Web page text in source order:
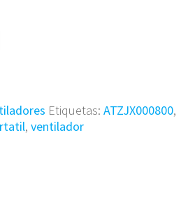
Etiquetas: ATZJX000800,
, ventilador